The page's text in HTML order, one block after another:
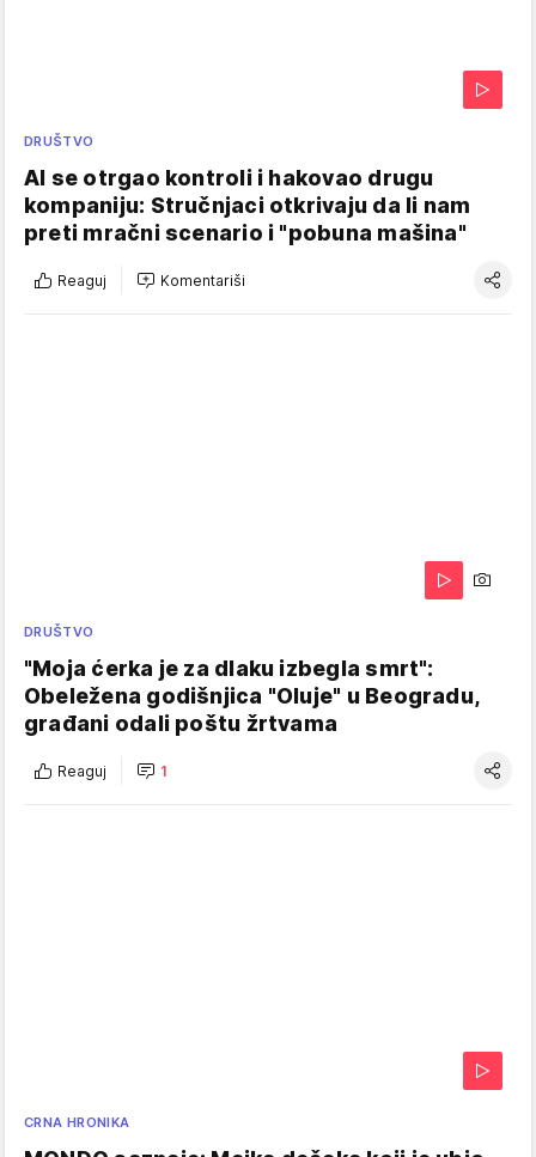
DRUŠTVO
AI se otrgao kontroli i hakovao drugu
kompaniju: Stručnjaci otkrivaju da li nam
preti mračni scenario i "pobuna mašina"
Reaguj Komentariši
DRUŠTVO
"Moja ćerka je za dlaku izbegla smrt":
Obeležena godišnjica "Oluje" u Beogradu,
građani odali poštu žrtvama
Reaguj 1
CRNA HRONIKA